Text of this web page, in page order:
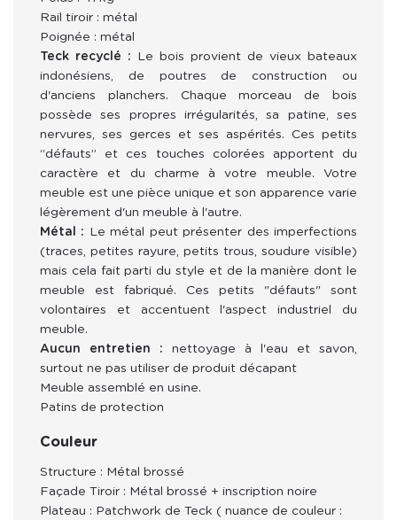
Rail tiroir : métal
Poignée : métal
Teck recyclé : Le bois provient de vieux bateaux
indonésiens, de poutres de construction ou
d'anciens planchers. Chaque morceau de bois
possède ses propres irrégularités, sa patine, ses
nervures, ses gerces et ses aspérités. Ces petits
“défauts” et ces touches colorées apportent du
caractère et du charme à votre meuble. Votre
meuble est une pièce unique et son apparence varie
légèrement d'un meuble à l'autre.
Métal : Le métal peut présenter des imperfections
(traces, petites rayure, petits trous, soudure visible)
mais cela fait parti du style et de la manière dont le
meuble est fabriqué. Ces petits "défauts" sont
volontaires et accentuent l'aspect industriel du
meuble.
Aucun entretien : nettoyage à l'eau et savon,
surtout ne pas utiliser de produit décapant
Meuble assemblé en usine.
Patins de protection
Couleur
Structure : Métal brossé
Façade Tiroir : Métal brossé + inscription noire
Plateau : Patchwork de Teck ( nuance de couleur :